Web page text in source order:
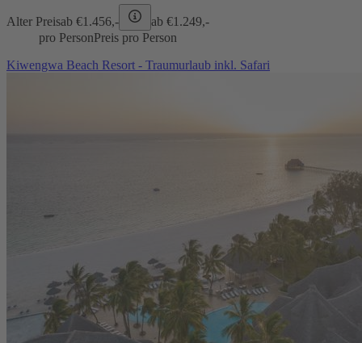
Alter Preisab €1.456,- ab €1.249,-
pro PersonPreis pro Person
Kiwengwa Beach Resort - Traumurlaub inkl. Safari